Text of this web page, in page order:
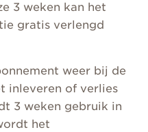
3 weken kan het
gratis verlengd
weer bij de
inleveren of verlies
3 weken gebruik in
het